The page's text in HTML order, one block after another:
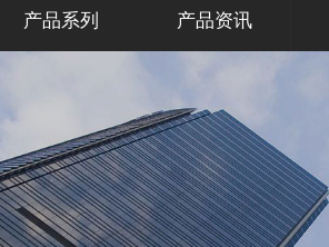
产品系列 产品资讯